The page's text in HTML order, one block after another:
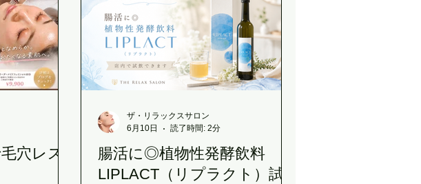
インナードライ対策 デトックスリンパ80分
プレゼント MAJOR特別キャンペーン
穴レス
腸活に◎植物性発酵飲料
LIPLACT（リプラクト）試
ザ・リラックスサロン
6月10日
読了時間: 2分